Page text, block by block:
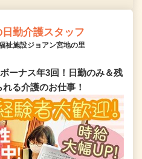
勤介護スタッフ
祉施設ジョアン宮地の里
ーナス年3回！日勤のみ＆残
る介護のお仕事！